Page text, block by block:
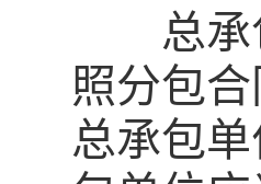
总承包
照分包
总承包